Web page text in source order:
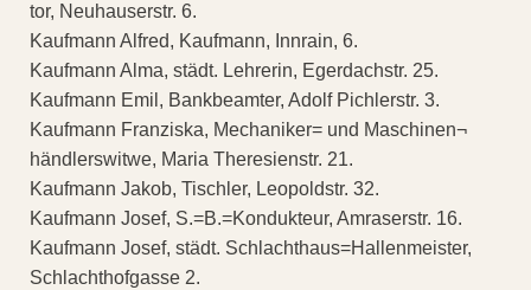
tor, Neuhauserstr. 6.
Kaufmann Alfred, Kaufmann, Innrain, 6.
Kaufmann Alma, städt. Lehrerin, Egerdachstr. 25.
Kaufmann Emil, Bankbeamter, Adolf Pichlerstr. 3.
Kaufmann Franziska, Mechaniker= und Maschinen¬
händlerswitwe, Maria Theresienstr. 21.
Kaufmann Jakob, Tischler, Leopoldstr. 32.
Kaufmann Josef, S.=B.=Kondukteur, Amraserstr. 16.
Kaufmann Josef, städt. Schlachthaus=Hallenmeister,
Schlachthofgasse 2.